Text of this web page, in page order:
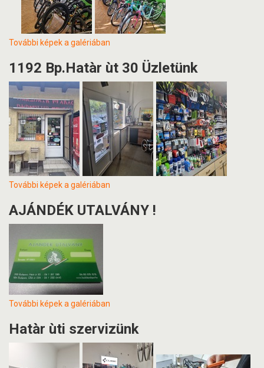
További képek a galériában
1192 Bp.Hatàr ùt 30 Üzletünk
További képek a galériában
AJÁNDÉK UTALVÁNY !
További képek a galériában
Hatàr ùti szervizünk